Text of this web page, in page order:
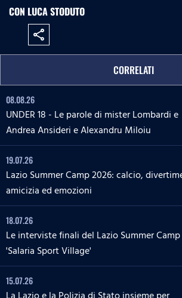
CON LUCA STODUTO
share
CORRELATI
08.08.26
UNDER 18 - Le parole di mister Lombardi e
Andrea Ansideri e Alexandru Miloiu
19.07.26
Lazio Summer Camp 2026: calcio,
amicizia ed emozioni
18.07.26
Le interviste finali del Lazio Summer
'Salaria Sport Village'
15.07.26